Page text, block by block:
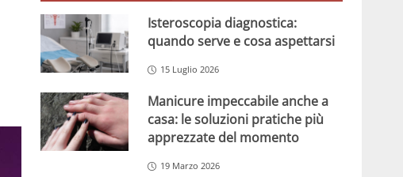
Isteroscopia diagnostica:
quando serve e cosa aspettarsi
15 Luglio 2026
Manicure impeccabile anche a
casa: le soluzioni pratiche più
apprezzate del momento
19 Marzo 2026